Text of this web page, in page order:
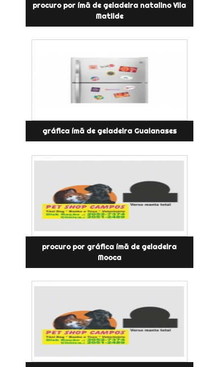
procuro por ímã de geladeira natalino Vila
Matilde
gráfica ímã de geladeira Guaianases
procuro por gráfica ímã de geladeira
Mooca